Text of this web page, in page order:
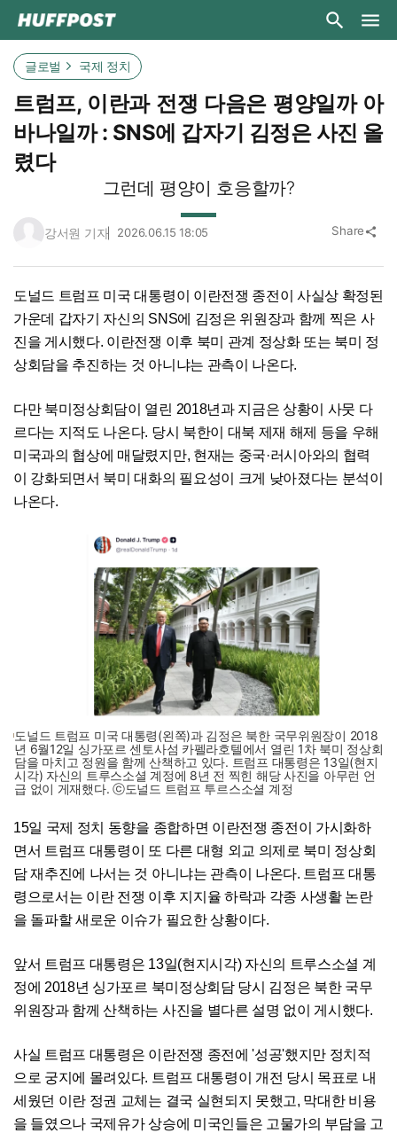
글로벌 국제 정치
트럼프, 이란과 전쟁 다음은 평양일까 아
바나일까 : SNS에 갑자기 김정은 사진 올
렸다
그런데 평양이 호응할까?
강서원 기자 2026.06.15 18:05 Share share
도널드 트럼프 미국 대통령이 이란전쟁 종전이 사실상 확정된
가운데 갑자기 자신의 SNS에 김정은 위원장과 함께 찍은 사
진을 게시했다. 이란전쟁 이후 북미 관계 정상화 또는 북미 정
상회담을 추진하는 것 아니냐는 관측이 나온다.
다만 북미정상회담이 열린 2018년과 지금은 상황이 사뭇 다
르다는 지적도 나온다. 당시 북한이 대북 제재 해제 등을 우해
미국과의 협상에 매달렸지만, 현재는 중국·러시아와의 협력
이 강화되면서 북미 대화의 필요성이 크게 낮아졌다는 분석이
나온다.
도널드 트럼프 미국 대통령(왼쪽)과 김정은 북한 국무위원장이 2018
년 6월12일 싱가포르 센토사섬 카펠라호텔에서 열린 1차 북미 정상회
담을 마치고 정원을 함께 산책하고 있다. 트럼프 대통령은 13일(현지
시각) 자신의 트루스소셜 계정에 8년 전 찍힌 해당 사진을 아무런 언
급 없이 게재했다. ⓒ도널드 트럼프 투르스소셜 계정
15일 국제 정치 동향을 종합하면 이란전쟁 종전이 가시화하
면서 트럼프 대통령이 또 다른 대형 외교 의제로 북미 정상회
담 재추진에 나서는 것 아니냐는 관측이 나온다. 트럼프 대통
령으로서는 이란 전쟁 이후 지지율 하락과 각종 사생활 논란
을 돌파할 새로운 이슈가 필요한 상황이다.
앞서 트럼프 대통령은 13일(현지시각) 자신의 트루스소셜 계
정에 2018년 싱가포르 북미정상회담 당시 김정은 북한 국무
위원장과 함께 산책하는 사진을 별다른 설명 없이 게시했다.
사실 트럼프 대통령은 이란전쟁 종전에 '성공'했지만 정치적
으로 궁지에 몰려있다. 트럼프 대통령이 개전 당시 목표로 내
세웠던 이란 정권 교체는 결국 실현되지 못했고, 막대한 비용
을 들였으나 국제유가 상승에 미국인들은 고물가의 부담을 고